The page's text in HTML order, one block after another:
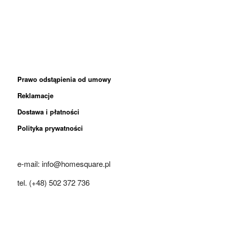
Prawo odstąpienia od umowy
Reklamacje
Dostawa i płatności
Polityka prywatności
e-mail: info@homesquare.pl
tel. (+48) 502 372 736